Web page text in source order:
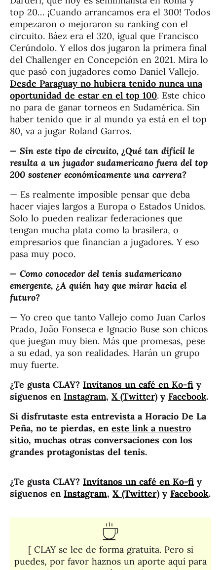
top 20… ¡Cuando arrancamos era el 300! Todos
empezaron o mejoraron su ranking con el
circuito. Báez era el 320, igual que Francisco
Cerúndolo. Y ellos dos jugaron la primera final
del Challenger en Concepción en 2021. Mira lo
que pasó con jugadores como Daniel Vallejo.
Desde Paraguay no hubiera tenido nunca una
oportunidad de estar en el top 100. Este chico
no para de ganar torneos en Sudamérica. Sin
haber tenido que ir al mundo ya está en el top
80, va a jugar Roland Garros.
— Sin este tipo de circuito, ¿Qué tan difícil le
resulta a un jugador sudamericano fuera del top
200 sostener económicamente una carrera?
— Es realmente imposible pensar que deba
hacer viajes largos a Europa o Estados Unidos.
Solo lo pueden realizar federaciones que
tengan mucha plata como la brasilera, o
empresarios que financian a jugadores. Y eso
pasa muy poco.
— Como conocedor del tenis sudamericano
emergente, ¿A quién hay que mirar hacia el
futuro?
— Yo creo que tanto Vallejo como Juan Carlos
Prado, João Fonseca e Ignacio Buse son chicos
que juegan muy bien. Más que promesas, pese
a su edad, ya son realidades. Harán un grupo
muy fuerte.
¿Te gusta CLAY? Invítanos un café en Ko-fi y
síguenos en Instagram, X (Twitter) y Facebook.
Si disfrutaste esta entrevista a Horacio De La
Peña, no te pierdas, en este link a nuestro
sitio, muchas otras conversaciones con los
grandes protagonistas del tenis.
¿Te gusta CLAY? Invítanos un café en Ko-fi y
síguenos en Instagram, X (Twitter) y Facebook.
[ CLAY se lee de forma gratuita. Pero si
puedes, por favor haznos un aporte aquí para